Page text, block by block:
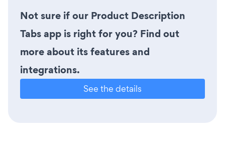
Not sure if our Product Description
Tabs app is right for you? Find out
more about its features and
integrations.
See the details